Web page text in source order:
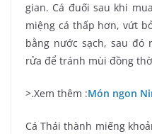
gian. Cá đuối sau khi
miệng cá thấp hơn, vứt
bằng nước sạch, sau đó
rửa để tránh mùi đồng
>.Xem thêm :Món ngon
Cá Thái thành miếng